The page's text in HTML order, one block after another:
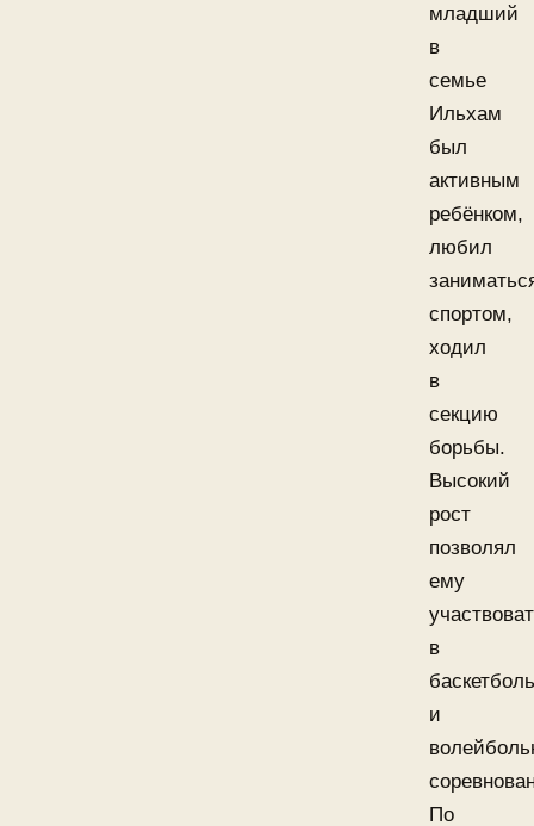
младший
в
семье
Ильхам
был
активным
ребёнком,
любил
спортом,
ходил
в
секцию
борьбы.
Высокий
рост
позволял
ему
в
и
По